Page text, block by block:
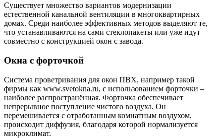
Существует множество вариантов модернизации
естественной канальной вентиляции в многоквартирных
домах. Среди наиболее эффективных методов выделяют те,
что устанавливаются на сами стеклопакеты или уже идут
совместно с конструкцией окон с завода.
Окна с форточкой
Система проветривания для окон ПВХ, например такой
фирмы как www.svetokna.ru, с использованием форточки –
наиболее распространённая. Форточка обеспечивает
непрерывное поступление чистого воздуха. Он
перемешивается с отработанным комнатным воздухом,
происходит диффузия, благодаря которой нормализуется
микроклимат.